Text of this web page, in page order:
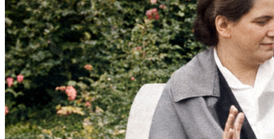
Про УТОГ
Керівництво УТОГ
Громадські ради УТОГ ⩺
Всеукраїнська Рада голів обласних
організацій УТОГ
Всеукраїнська Рада ветеранів УТОГ
Всеукраїнська Рада перекладачів жестової
мови УТОГ
Всеукраїнська Рада директорів УТОГ
Всеукраїнська молодіжна Рада УТОГ